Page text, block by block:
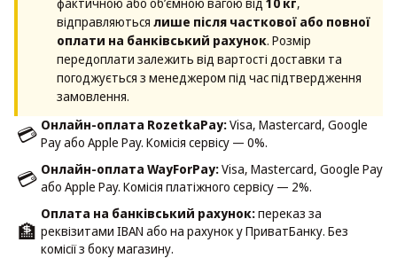
відправляються лише після часткової або повної
оплати на банківський рахунок. Розмір
передоплати залежить від вартості доставки та
погоджується з менеджером під час підтвердження
замовлення.
💳 Онлайн-оплата RozetkaPay:Visa, Mastercard, Google
Pay або Apple Pay. Комісія сервісу — 0%.
💳 Онлайн-оплата WayForPay:Visa, Mastercard, Google Pay
або Apple Pay. Комісія платіжного сервісу — 2%.
🏦
Оплата на банківський рахунок:переказ за
реквізитами IBAN або на рахунок у ПриватБанку. Без
комісії з боку магазину.